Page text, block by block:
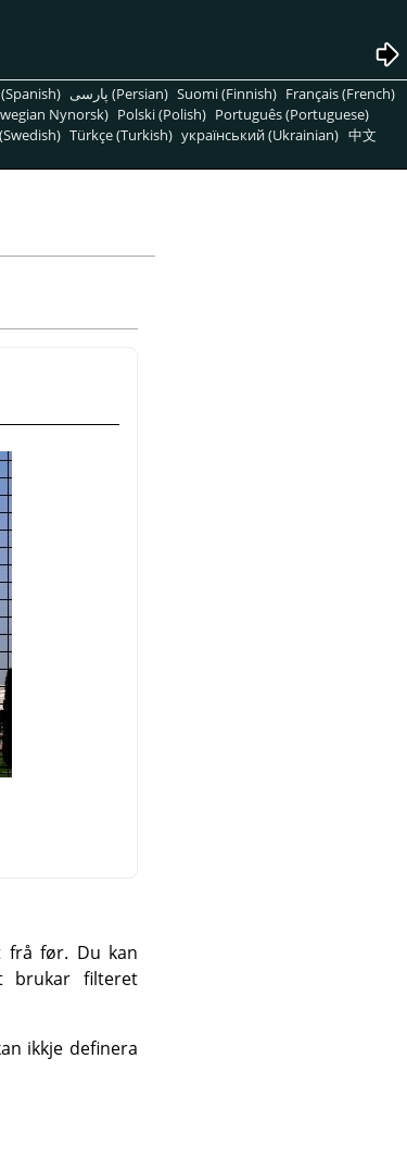
پارسی (Persian) Suomi (Finnish) Français (French)
Nynorsk) Polski (Polish) Português (Portuguese)
Türkçe (Turkish) український (Ukrainian) 中文
frå før. Du kan
brukar filteret
ikkje definera